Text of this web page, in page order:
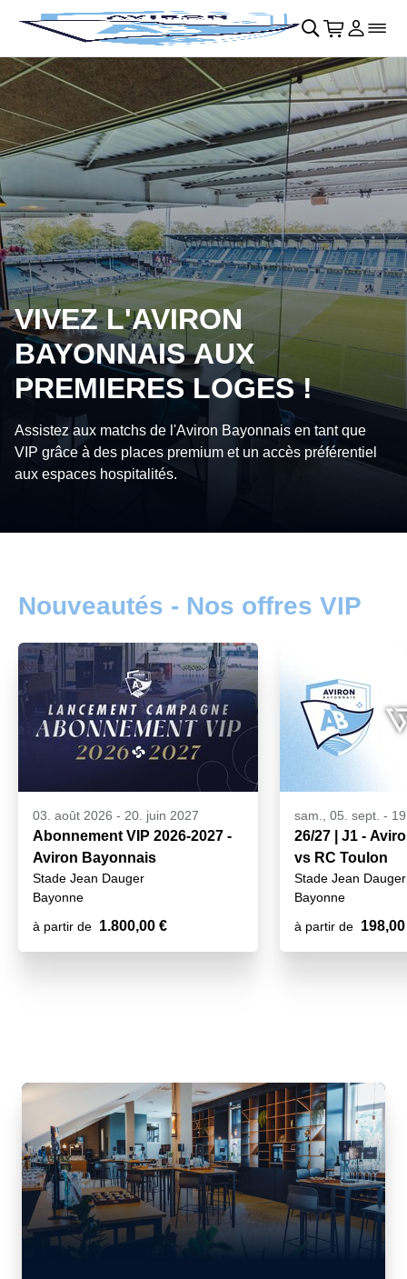
Retour au menu principal􀄫
􀊫 Cart
􀍩 Se
􀉩􀌇
VIVEZ L'AVIRON
BAYONNAIS AUX
PREMIERES LOGES !
Assistez aux matchs de l'Aviron Bayonnais en tant que
VIP grâce à des places premium et un accès préférentiel
aux espaces hospitalités.
Nouveautés - Nos offres VIP
03. août 2026 - 20. juin 2027
Abonnement VIP 2026-2027 -
Aviron Bayonnais
Stade Jean Dauger
Bayonne
à partir de 1.800,00 €
sam., 05. sept. -
26/27 | J1 -
vs RC Toulon
Stade Jean Dauger
Bayonne
à partir de